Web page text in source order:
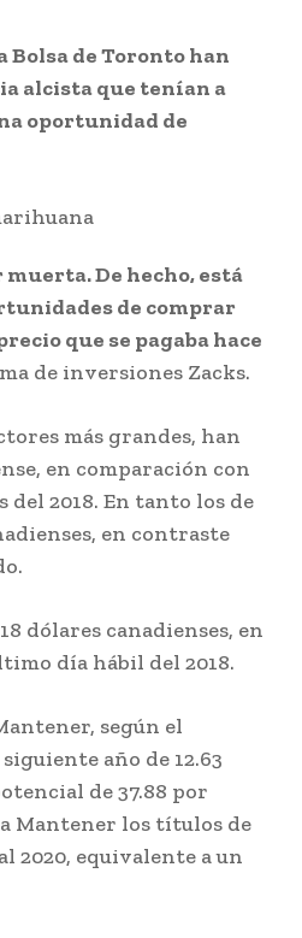
Bolsa de Toronto han
alcista que tenían a
oportunidad de
De hecho, está
de comprar
que se pagaba hace
de inversiones Zacks.
más grandes, han
en comparación con
del 2018. En tanto los de
en contraste
dólares canadienses, en
día hábil del 2018.
según el
año de 12.63
de 37.88 por
Mantener los títulos de
2020, equivalente a un